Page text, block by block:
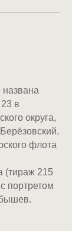
в
округа,
флота
(тираж 215
портретом